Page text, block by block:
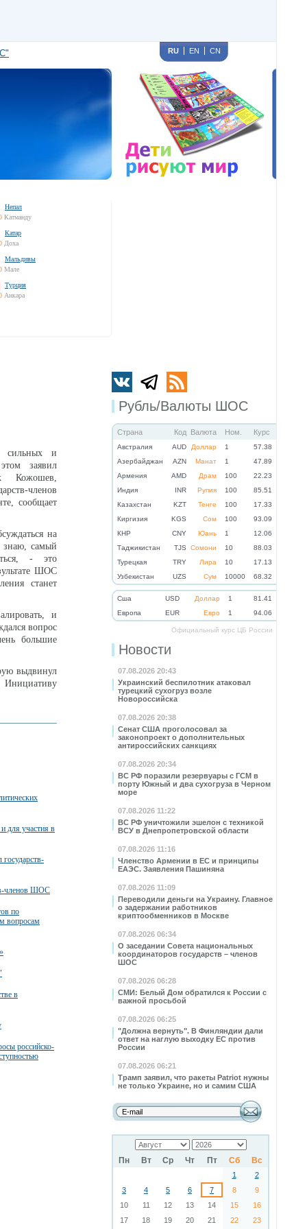
RU EN CN
Непал
Катманду
Катар
Доха
Мальдивы
Мале
Турция
Анкара
Рубль/Валюты ШОС
Страна Код Валюта Ном. Курс
Австралия AUD Доллар 1
57.38
Азербайджан
AZN Манат 1
47.89
Армения
AMD Драм 100
22.23
Индия
INR Рупия 100
85.51
Казахстан
KZT Тенге 100
17.33
Киргизия
KGS Сом 100
93.09
КНР
CNY Юань 1
12.06
Таджикистан
TJS Сомони 10
88.03
Турецкая
TRY Лира 10
17.13
Узбекистан
UZS Сум 10000 68.32
Cша USD Доллар 1
81.41
Eвропа
EUR Евро 1 94.06
Официальный курс ЦБ России
Новости
07.08.2026 20:43
Украинский беспилотник атаковал
турецкий сухогруз возле
Новороссийска
07.08.2026 20:38
Сенат США проголосовал за
законопроект о дополнительных
антироссийских санкциях
07.08.2026 20:34
ВС РФ поразили резервуары с ГСМ в
порту Южный и два сухогруза в Черном
море
07.08.2026 11:22
ВС РФ уничтожили эшелон с техникой
ВСУ в Днепропетровской области
07.08.2026 11:16
Членство Армении в ЕС и принципы
ЕАЭС. Заявления Пашиняна
07.08.2026 11:09
Переводили деньги на Украину. Главное
о задержании работников
криптообменников в Москве
07.08.2026 06:34
О заседании Совета национальных
координаторов государств – членов
ШОС
07.08.2026 06:28
СМИ: Белый Дом обратился к России с
важной просьбой
07.08.2026 06:25
"Должна вернуть". В Финляндии дали
ответ на наглую выходку ЕС против
России
07.08.2026 06:21
Трамп заявил, что ракеты Patriot нужны
не только Украине, но и самим США
Пн Вт Ср Чт Пт Сб Вс
1
2
3
4 5 6 7 8
9
10
11 12 13 14 15
16
17
18 19 20 21 22
23
сильных и
заявил
Кожошев,
членов
сообщает
на
знаю, самый
- это
ШОС
станет
и
вопрос
большие
выдвинул
Инициативу
для участия в
членов ШОС
по
вопросам
в
российско-